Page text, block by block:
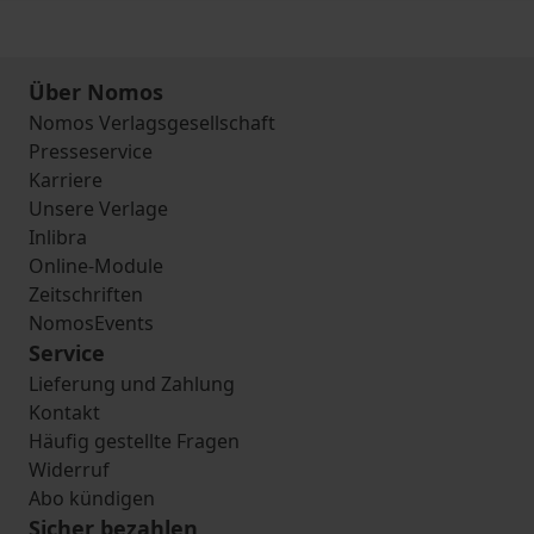
Über Nomos
Nomos Verlagsgesellschaft
Presseservice
Karriere
Unsere Verlage
Inlibra
Online-Module
Zeitschriften
NomosEvents
Service
Lieferung und Zahlung
Kontakt
Häufig gestellte Fragen
Widerruf
Abo kündigen
Sicher bezahlen